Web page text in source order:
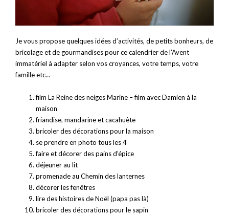
Je vous propose quelques idées d’activités, de petits bonheurs, de
bricolage et de gourmandises pour ce calendrier de l’Avent
immatériel à adapter selon vos croyances, votre temps, votre
famille etc…
film La Reine des neiges Marine – film avec Damien à la
maison
friandise, mandarine et cacahuète
bricoler des décorations pour la maison
se prendre en photo tous les 4
faire et décorer des pains d’épice
déjeuner au lit
promenade au Chemin des lanternes
décorer les fenêtres
lire des histoires de Noël (papa pas là)
bricoler des décorations pour le sapin